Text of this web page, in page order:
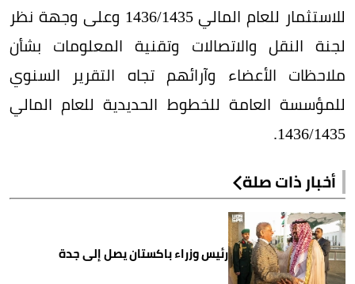
للاستثمار للعام المالي 1435/‏1436 وعلى وجهة نظر
لجنة النقل والاتصالات وتقنية المعلومات بشأن
ملاحظات الأعضاء وآرائهم تجاه التقرير السنوي
للمؤسسة العامة للخطوط الحديدية للعام المالي
1435/‏1436.
أخبار ذات صلة
رئيس وزراء باكستان يصل إلى جدة